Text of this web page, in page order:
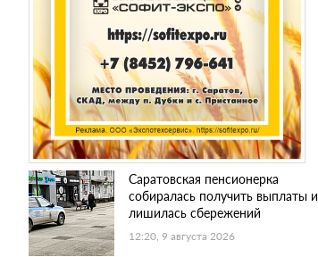
Саратовская пенсионерка
собиралась получить выплаты и
лишилась сбережений
12:20, 9 августа 2026